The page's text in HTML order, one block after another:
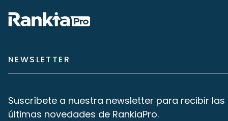
NEWSLETTER
Suscríbete a nuestra newsletter para recibir las
últimas novedades de RankiaPro.